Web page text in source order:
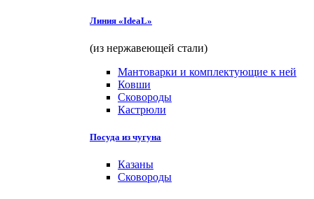
Линия «IdeaL»
(из нержавеющей стали)
Мантоварки и комплектующие к ней
Ковши
Сковороды
Кастрюли
Посуда из чугуна
Казаны
Сковороды